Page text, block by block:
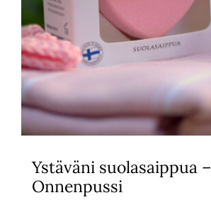
Ystäväni suolasaippua –
Onnenpussi